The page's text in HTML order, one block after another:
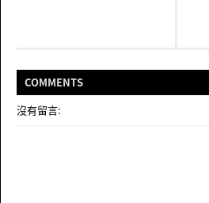
COMMENTS
沒有留言: